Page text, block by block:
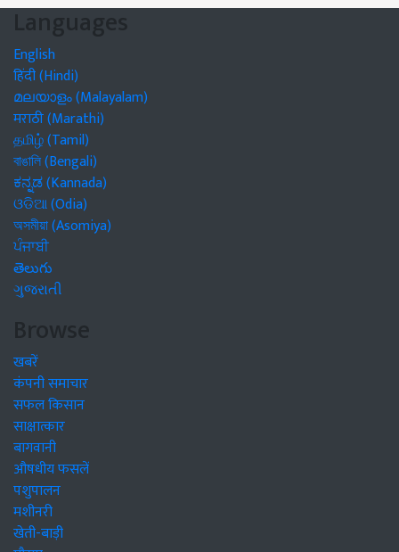
Languages
English
हिंदी (Hindi)
മലയാളം (Malayalam)
मराठी (Marathi)
தமிழ் (Tamil)
বাঙালি (Bengali)
ಕನ್ನಡ (Kannada)
ଓଡିଆ (Odia)
অসমীয়া (Asomiya)
ਪੰਜਾਬੀ
తెలుగు
ગુજરાતી
Browse
खबरें
कंपनी समाचार
सफल किसान
साक्षात्कार
बागवानी
औषधीय फसलें
पशुपालन
मशीनरी
खेती-बाड़ी